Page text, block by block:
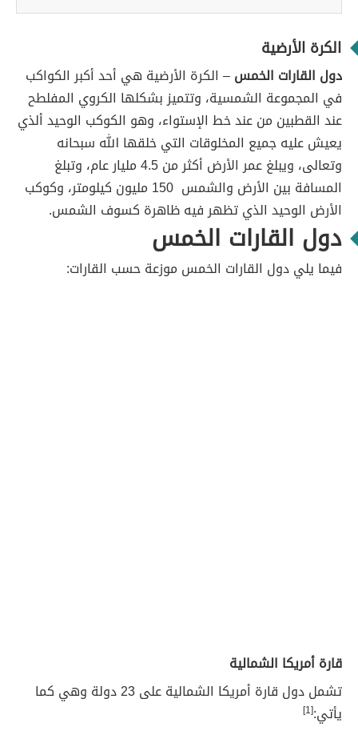
الكرة الأرضية
دول القارات الخمس– الكرة الأرضية هي أحد أكبر الكواكب
في المجموعة الشمسية، وتتميز بشكلها الكروي المفلطح
عند القطبين من عند خط الإستواء، وهو الكوكب الوحيد ألذي
يعيش عليه جميع المخلوقات التي خلقها الله سبحانه
وتعالى، ويبلغ عمر الأرض أكثر من 4.5 مليار عام، وتبلغ
المسافة بين الأرض والشمس 150 مليون كيلومتر، وكوكب
الأرض الوحيد الذي تظهر فيه ظاهرة كسوف الشمس.
دول القارات الخمس
فيما يلي دول القارات الخمس موزعة حسب القارات:
قارة أمريكا الشمالية
تشمل دول قارة أمريكا الشمالية على 23 دولة وهي كما
يأتي:[1]